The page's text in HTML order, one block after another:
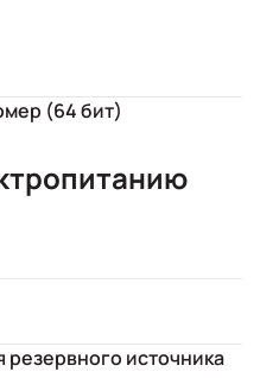
(64 бит)
источника